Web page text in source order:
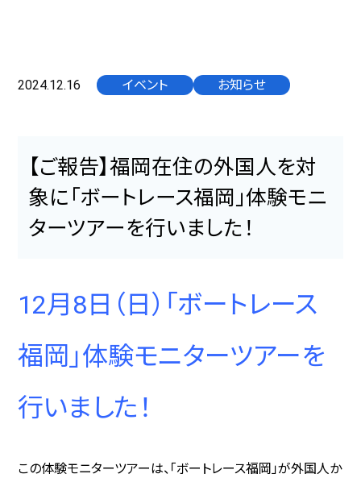
2024.12.16 イベント お知らせ
【ご報告】福岡在住の外国人を対
象に「ボートレース福岡」体験モニ
ターツアーを行いました！
12月8日（日）「ボートレース
福岡」体験モニターツアーを
行いました！
この体験モニターツアーは、「ボートレース福岡」が外国人か